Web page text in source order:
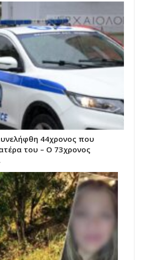
44χρονος που
του – Ο 73χρονος